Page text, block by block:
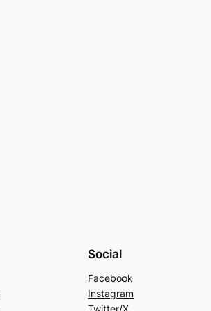
Social
Facebook
Instagram